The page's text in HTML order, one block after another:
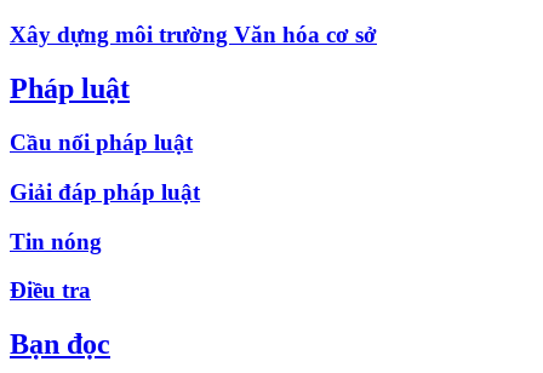
Xây dựng môi trường Văn hóa cơ sở
Pháp luật
Cầu nối pháp luật
Giải đáp pháp luật
Tin nóng
Điều tra
Bạn đọc